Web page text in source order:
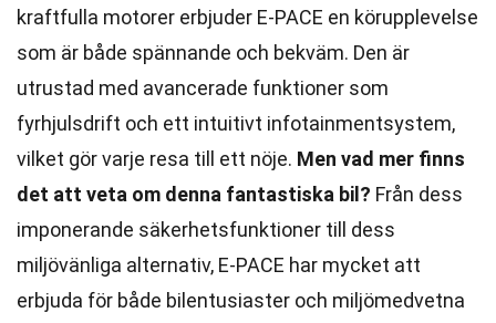
kraftfulla motorer erbjuder E-PACE en körupplevelse
som är både spännande och bekväm. Den är
utrustad med avancerade funktioner som
fyrhjulsdrift och ett intuitivt infotainmentsystem,
vilket gör varje resa till ett nöje. Men vad mer finns
det att veta om denna fantastiska bil? Från dess
imponerande säkerhetsfunktioner till dess
miljövänliga alternativ, E-PACE har mycket att
erbjuda för både bilentusiaster och miljömedvetna